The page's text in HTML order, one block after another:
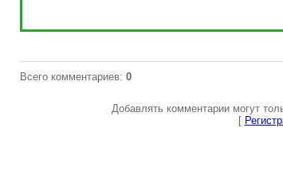
Всего комментариев: 0
Добавлять комментарии могут
[